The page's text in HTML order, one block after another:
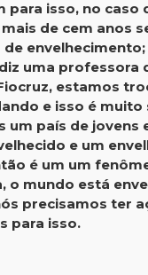
para isso, no caso
de cem anos
envelhecimento;
uma professora
estamos
e isso é
um país de jovens
e um
é um um
o mundo está
precisamos ter
para isso.